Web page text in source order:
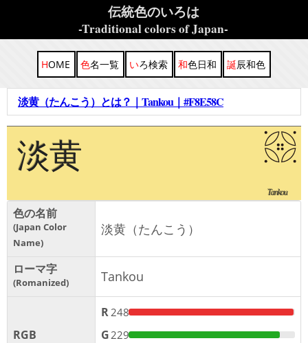
伝統色のいろは
-Traditional colors of Japan-
HOME 色名一覧 いろ検索 和色日和 誕辰和色
淡黄（たんこう）とは？｜Tankou｜#F8E58C
淡黄
Tankou
色の名前
Japan Color
Name
淡黄（たんこう）
ローマ字
Romanized Tankou
RGB
R248
G229